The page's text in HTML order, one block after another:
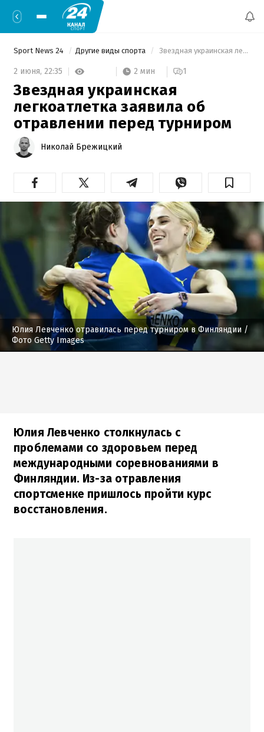
Sport News 24 Другие виды спорта Звездная украинская легкоатлетка заявила об отравлении перед турниром
2 июня, 22:35 2 мин 1
Звездная украинская
легкоатлетка заявила об
отравлении перед турниром
Николай Брежицкий
Юлия Левченко отравилась перед турниром в Финляндии /
Фото Getty Images
Юлия Левченко столкнулась с
проблемами со здоровьем перед
международными соревнованиями в
Финляндии. Из-за отравления
спортсменке пришлось пройти курс
восстановления.